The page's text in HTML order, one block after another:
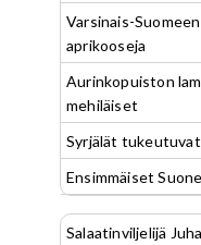
Varsinais-
aprikooseja
Aurinkopuiston
mehiläiset
Syrjälät
Ensimmäiset
Salaatinviljelijä